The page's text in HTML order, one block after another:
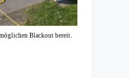
Blackout bereit.